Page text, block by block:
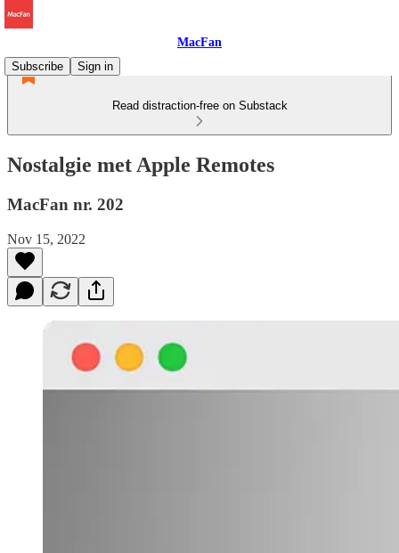
MacFan
Subscribe
Sign in
Read distraction-free on Substack
Nostalgie met Apple Remotes
MacFan nr. 202
Nov 15, 2022